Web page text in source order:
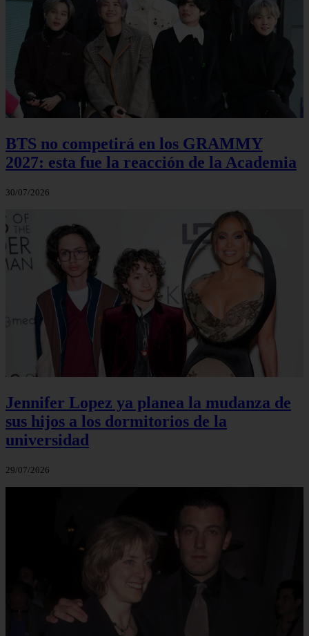
BTS no competirá en los GRAMMY
2027: esta fue la reacción de la Academia
30/07/2026
Jennifer Lopez ya planea la mudanza de
sus hijos a los dormitorios de la
universidad
29/07/2026